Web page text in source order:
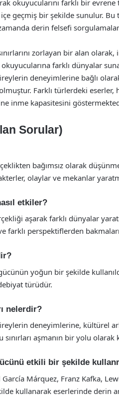
okuyucularını farklı bir evrene
geçmiş bir şekilde sunulur.
derin felsefi
zorlayan bir alan
farklı dünyalar
deneyimlerine bağlı
olmuştur. Farklı türlerdeki
inme kapasitesini
Sorular)
bağımsız olarak
olaylar ve mekanlar
etkiler?
aşarak farklı dünyalar
farklı perspektiflerden
yoğun bir şekilde
türüdür.
nelerdir?
deneyimlerine, kültürel
aşmanın bir yolu olarak
etkili bir şekilde
García Márquez, Franz Kafka,
kullanarak eserlerinde derin